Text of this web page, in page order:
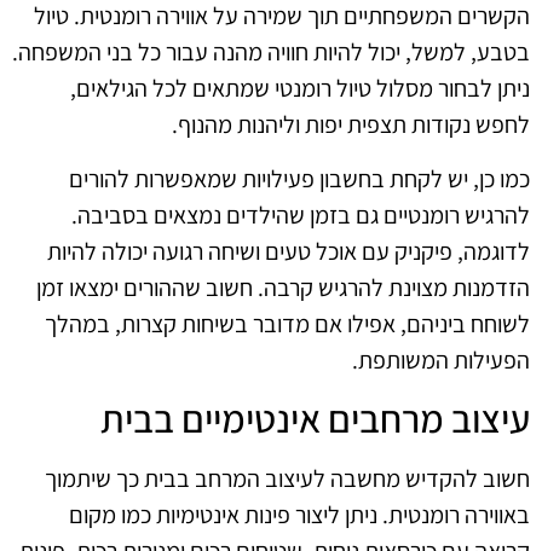
הקשרים המשפחתיים תוך שמירה על אווירה רומנטית. טיול
בטבע, למשל, יכול להיות חוויה מהנה עבור כל בני המשפחה.
ניתן לבחור מסלול טיול רומנטי שמתאים לכל הגילאים,
לחפש נקודות תצפית יפות וליהנות מהנוף.
כמו כן, יש לקחת בחשבון פעילויות שמאפשרות להורים
להרגיש רומנטיים גם בזמן שהילדים נמצאים בסביבה.
לדוגמה, פיקניק עם אוכל טעים ושיחה רגועה יכולה להיות
הזדמנות מצוינת להרגיש קרבה. חשוב שההורים ימצאו זמן
לשוחח ביניהם, אפילו אם מדובר בשיחות קצרות, במהלך
הפעילות המשותפת.
עיצוב מרחבים אינטימיים בבית
חשוב להקדיש מחשבה לעיצוב המרחב בבית כך שיתמוך
באווירה רומנטית. ניתן ליצור פינות אינטימיות כמו מקום